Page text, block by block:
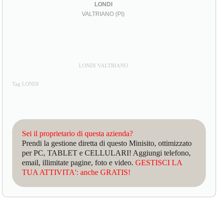
LONDI
VALTRIANO (PI)
LONDI VALTRIANO
Tag LONDI
Sei il proprietario di questa azienda?
Prendi la gestione diretta di questo Minisito, ottimizzato
per PC, TABLET e CELLULARI! Aggiungi telefono,
email, illimitate pagine, foto e video.GESTISCI LA
TUA ATTIVITA': anche GRATIS!